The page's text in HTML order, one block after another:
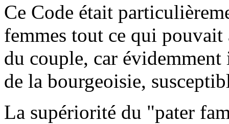
Ce Code était
femmes tout ce qui
du couple, car
de la bourgeoisie,
La supériorité du "pater